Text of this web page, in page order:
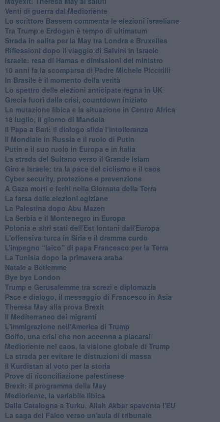
Venti di guerra dal Medioriente
Lo scrittore Bassem commenta le elezioni israeliane
Tra Trump e Erdogan è tempo di ultimatum
Strada in salita per la May tra Londra e Bruxelles
Riflessioni dopo il viaggio di Salvini in Israele
Israele: resa di Hamas e dimissioni del ministro
10 anni fa la scomparsa di Padre Michele Piccirilli
In Brasile è il momento della verità
Lo spettro delle elezioni anticipate regna in UK
Grecia fuori dalla crisi, countdown iniziato
La mutazione libica e la situazione in Centro Africa
18 luglio, il giorno di Mandela
Il Papa a Bari: il dialogo sfida l’intolleranza
Il Mondiale in Russia e il ruolo di Putin
Putin e il suo ruolo in Europa e in Italia
La strada del Sultano verso il Grande Islam
Giro e Israele: tra la pace del ciclismo e il caos
Cyber security, protezione e prevenzione
A Gaza morti e feriti nella Giornata della Terra
La farsa delle elezioni egiziane
La Palestina dopo Abu Mazen
La Serbia e il Montenegro in Europa
Polonia e altri stati dell'Est lontani dall'Europa
L'offensiva turca in Siria e il dramma curdo
L’impegno “laico” di papa Francesco per la Terra
La Tunisia dopo la primavera araba
Natale a Betlemme
Bye bye London
Trump e Gerusalemme tra screzi e diplomazia
Pace e dialogo, il messaggio di Francesco in Asia
Theresa May alla prova Brexit
Il Mediterraneo dei migranti
L'immigrazione nell'America di Trump
Golfo, una crisi che non accenna a placarsi
Medioriente nel caos, la visione globale di Trump
La strada per evitare le distruzioni di massa
Il Kurdistan al voto per la storia
Prove di riconciliazione palestinese
Brexit: il programma della May
Medioriente, la variabile libica
Dalla Catalogna a Turku, Allah Akbar spaventa l'EU
La saga del Falco verso un'aula di tribunale